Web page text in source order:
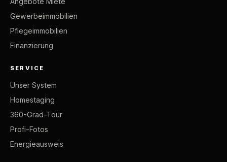
Gewerbeimmobilien
Pflegeimmobilien
Finanzierung
SERVICE
Unser System
Homestaging
360-Grad-Tour
Profi-Fotos
Energieausweis